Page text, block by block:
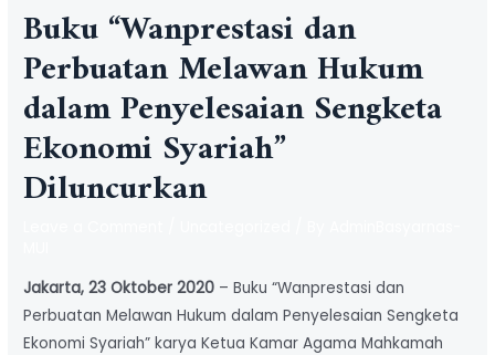
Buku “Wanprestasi dan
Perbuatan Melawan Hukum
dalam Penyelesaian Sengketa
Ekonomi Syariah”
Diluncurkan
Jakarta, 23 Oktober 2020 – Buku “Wanprestasi dan
Perbuatan Melawan Hukum dalam Penyelesaian Sengketa
Ekonomi Syariah” karya Ketua Kamar Agama Mahkamah